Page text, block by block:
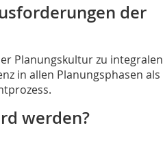
der
Planungskultur zu integralen
in allen Planungsphasen als
werden?